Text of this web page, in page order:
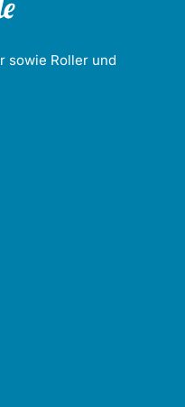
sowie Roller und